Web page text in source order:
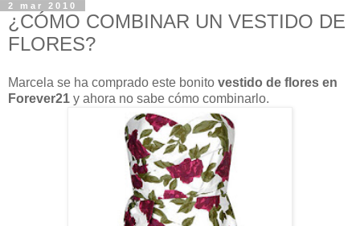
2 mar 2010
¿CÓMO COMBINAR UN VESTIDO DE
FLORES?
Marcela se ha comprado este bonito vestido de flores en
Forever21 y ahora no sabe cómo combinarlo.